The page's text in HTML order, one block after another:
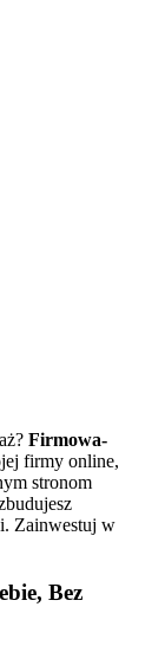
Firmowa-
firmy online,
stronom
Zainwestuj w
Bez